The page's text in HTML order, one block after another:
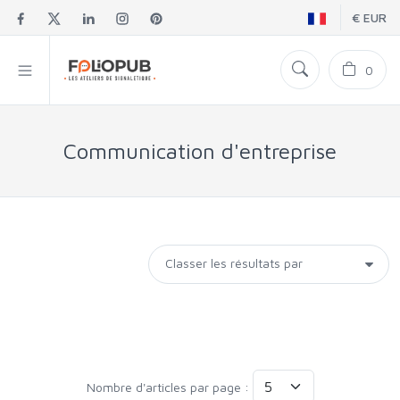
€ EUR
0
Communication d'entreprise
Nombre d'articles par page :